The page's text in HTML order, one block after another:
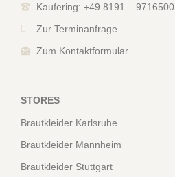
Kaufering: +49 8191 – 9716500
Zur Terminanfrage
Zum Kontaktformular
STORES
Brautkleider Karlsruhe
Brautkleider Mannheim
Brautkleider Stuttgart